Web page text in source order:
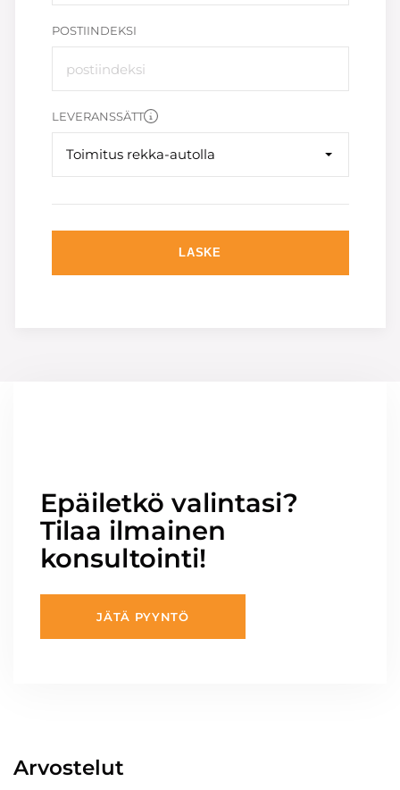
POSTIINDEKSI
LEVERANSSÄTT
Toimitus rekka-autolla
LASKE
Epäiletkö valintasi?
Tilaa ilmainen
konsultointi!
JÄTÄ PYYNTÖ
Arvostelut